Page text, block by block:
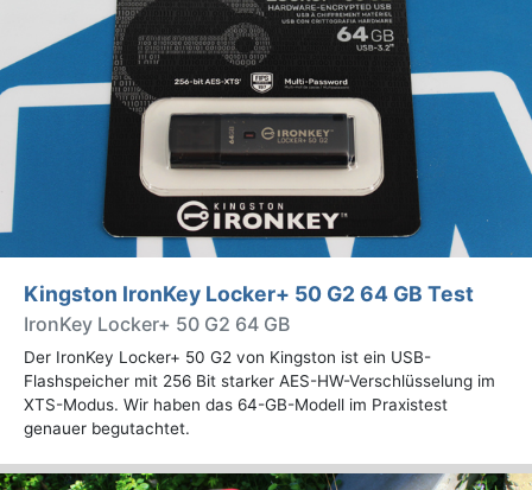
Kingston IronKey Locker+ 50 G2 64 GB Test
IronKey Locker+ 50 G2 64 GB
Der IronKey Locker+ 50 G2 von Kingston ist ein USB-
Flashspeicher mit 256 Bit starker AES-HW-Verschlüsselung im
XTS-Modus. Wir haben das 64-GB-Modell im Praxistest
genauer begutachtet.